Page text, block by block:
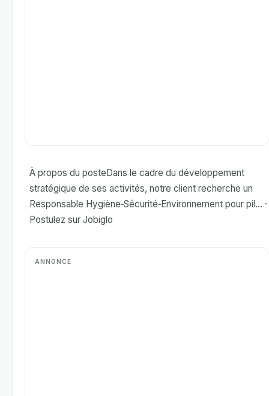
À propos du posteDans le cadre du développement
stratégique de ses activités, notre client recherche un
Responsable Hygiène‑Sécurité‑Environnement pour pil... ·
Postulez sur Jobiglo